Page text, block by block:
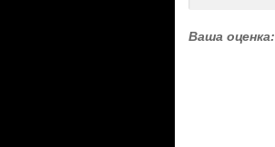
Ваша оценка: